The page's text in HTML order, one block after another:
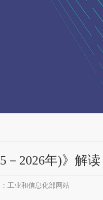
－2026年)》解读
工业和信息化部网站